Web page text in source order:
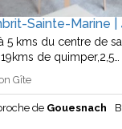
Sainte-Marine |
5 kms du centre de
de quimper,2,5…
Gîte
de Gouesnach